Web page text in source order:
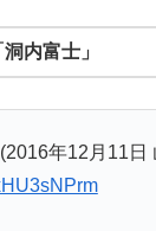
内富士」
年12月11日